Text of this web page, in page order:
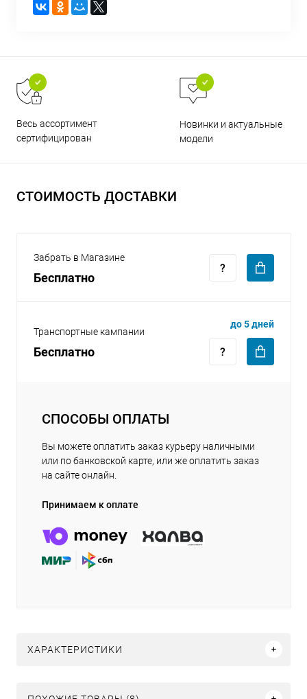
Весь ассортимент
сертифицирован
Новинки и актуальные
модели
СТОИМОСТЬ ДОСТАВКИ
Забрать в Магазине
Бесплатно
Транспортные кампании
Бесплатно
до 5 дней
СПОСОБЫ ОПЛАТЫ
Вы можете оплатить заказ курьеру наличными
или по банковской карте, или же оплатить заказ
на сайте онлайн.
Принимаем к оплате
ХАРАКТЕРИСТИКИ
раз в 2 недели